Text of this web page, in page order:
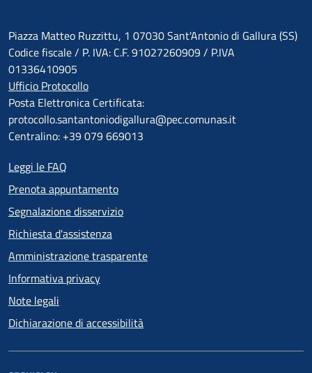
Piazza Matteo Ruzzittu, 1 07030 Sant'Antonio di Gallura (SS)
Codice fiscale / P. IVA: C.F. 91027260909 / P.IVA
01336410905
Ufficio Protocollo
Posta Elettronica Certificata:
protocollo.santantoniodigallura@pec.comunas.it
Centralino: +39 079 669013
Leggi le FAQ
Prenota appuntamento
Segnalazione disservizio
Richiesta d'assistenza
Amministrazione trasparente
Informativa privacy
Note legali
Dichiarazione di accessibilità